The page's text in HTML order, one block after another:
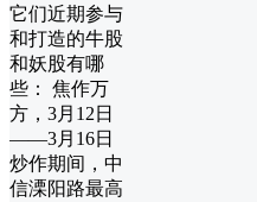
它们近期参与
和打造的牛股
和妖股有哪
些： 焦作万
方，3月12日
——3月16日
炒作期间，中
信溧阳路最高